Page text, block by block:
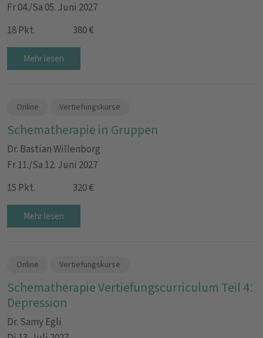
Fr 04./Sa 05. Juni 2027
18 Pkt.
380 €
Mehr lesen
Online Vertiefungskurse
Schematherapie in Gruppen
Dr. Bastian Willenborg
Fr 11./Sa 12. Juni 2027
15 Pkt.
320 €
Mehr lesen
Online Vertiefungskurse
Schematherapie Vertiefungscurriculum Teil 4:
Depression
Dr. Samy Egli